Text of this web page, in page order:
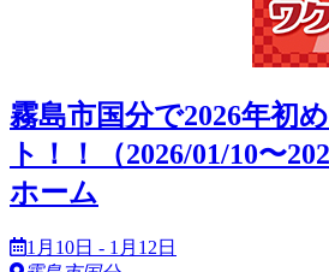
霧島市国分で2026年初
ト！！（2026/01/10〜
ホーム
1月10日 - 1月12日